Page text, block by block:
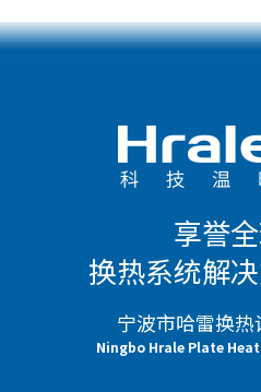
享誉
换热系统解
宁波市哈雷换
Ningbo Hrale Plate